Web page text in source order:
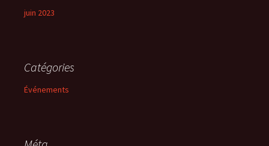
juin 2023
Catégories
Événements